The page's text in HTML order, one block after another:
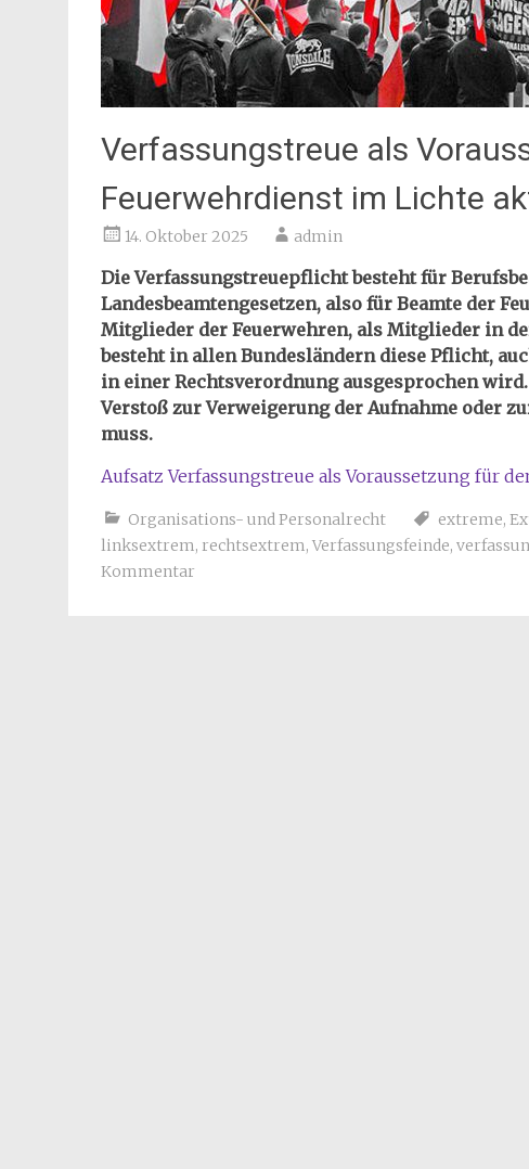
Verfassungstreue als
Feuerwehrdienst im Lichte
14. Oktober 2025 admin
Die Verfassungstreuepflicht besteht für
Landesbeamtengesetzen, also für Beamte der
Mitglieder der Feuerwehren, als Mitglieder in
besteht in allen Bundesländern diese Pflicht,
in einer Rechtsverordnung ausgesprochen
Verstoß zur Verweigerung der Aufnahme oder
muss.
Aufsatz Verfassungstreue als Voraussetzung für
Organisations- und Personalrecht extreme,
linksextrem, rechtsextrem, Verfassungsfeinde,
Kommentar